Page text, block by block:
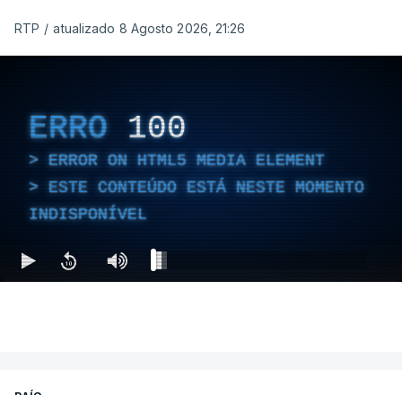
RTP / atualizado 8 Agosto 2026, 21:26
ERRO 100
ERROR ON HTML5 MEDIA ELEMENT
ESTE CONTEÚDO ESTÁ NESTE MOMENTO
INDISPONÍVEL